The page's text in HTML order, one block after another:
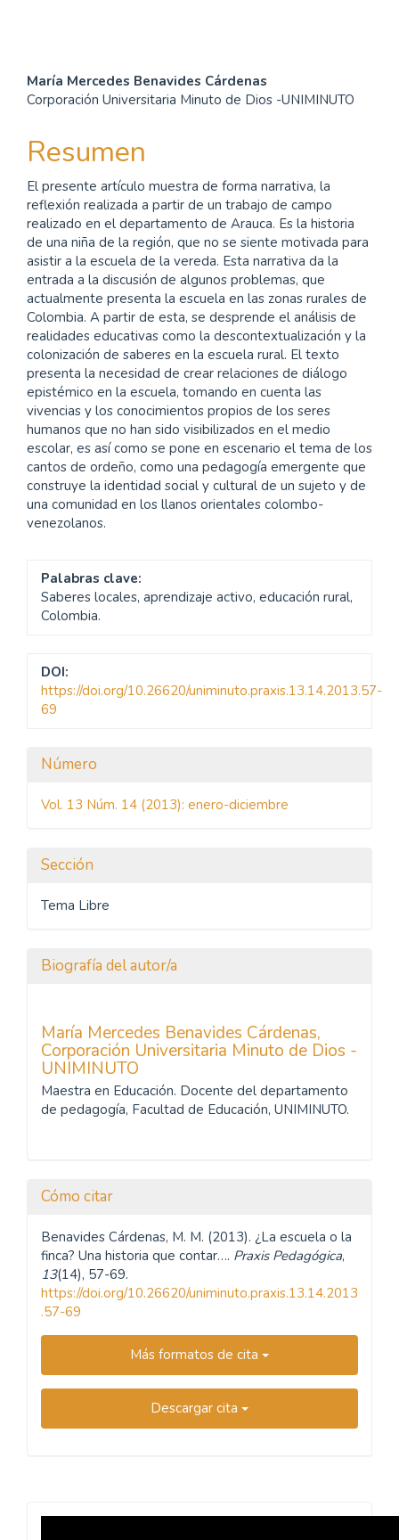
Contenido
principal
del
artículo
María Mercedes Benavides Cárdenas
Corporación Universitaria Minuto de Dios -UNIMINUTO
Resumen
El presente artículo muestra de forma narrativa, la
reflexión realizada a partir de un trabajo de campo
realizado en el departamento de Arauca. Es la historia
de una niña de la región, que no se siente motivada para
asistir a la escuela de la vereda. Esta narrativa da la
entrada a la discusión de algunos problemas, que
actualmente presenta la escuela en las zonas rurales de
Colombia. A partir de esta, se desprende el análisis de
realidades educativas como la descontextualización y la
colonización de saberes en la escuela rural. El texto
presenta la necesidad de crear relaciones de diálogo
epistémico en la escuela, tomando en cuenta las
vivencias y los conocimientos propios de los seres
humanos que no han sido visibilizados en el medio
escolar, es así como se pone en escenario el tema de los
cantos de ordeño, como una pedagogía emergente que
construye la identidad social y cultural de un sujeto y de
una comunidad en los llanos orientales colombo-
venezolanos.
Palabras clave:
Saberes locales, aprendizaje activo, educación rural,
Colombia.
DOI:
https://doi.org/10.26620/uniminuto.praxis.13.14.2013.57-
69
Detalles
del
Número
Vol. 13 Núm. 14 (2013): enero-diciembre
Sección
Tema Libre
Biografía del autor/a
María Mercedes Benavides Cárdenas,
Corporación Universitaria Minuto de Dios -
UNIMINUTO
Maestra en Educación. Docente del departamento
de pedagogía, Facultad de Educación, UNIMINUTO.
Cómo citar
Benavides Cárdenas, M. M. (2013). ¿La escuela o la
finca? Una historia que contar…. Praxis Pedagógica,
13(14), 57-69.
https://doi.org/10.26620/uniminuto.praxis.13.14.2013
.57-69
Más formatos de cita
Descargar cita
Revista